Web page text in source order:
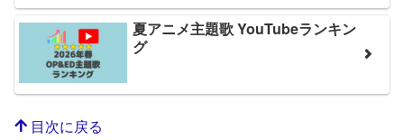
夏アニメ主題歌 YouTubeランキン
グ
目次に戻る